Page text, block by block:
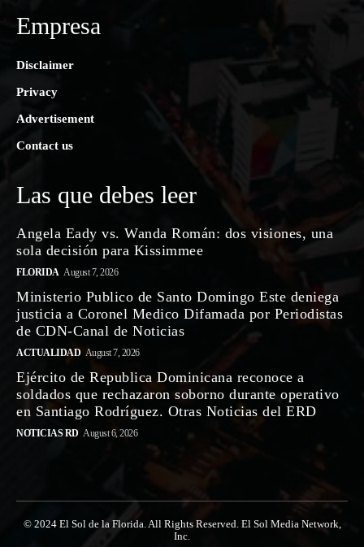
Empresa
Disclaimer
Privacy
Advertisement
Contact us
Las que debes leer
Angela Eady vs. Wanda Román: dos visiones, una
sola decisión para Kissimmee
FLORIDA August 7, 2026
Ministerio Publico de Santo Domingo Este deniega
justicia a Coronel Medico Difamada por Periodistas
de CDN-Canal de Noticias
ACTUALIDAD August 7, 2026
Ejército de Republica Dominicana reconoce a
soldados que rechazaron soborno durante operativo
en Santiago Rodríguez. Otras Noticias del ERD
NOTICIAS RD August 6, 2026
© 2024 El Sol de la Florida. All Rights Reserved. El Sol Media Network,
Inc.